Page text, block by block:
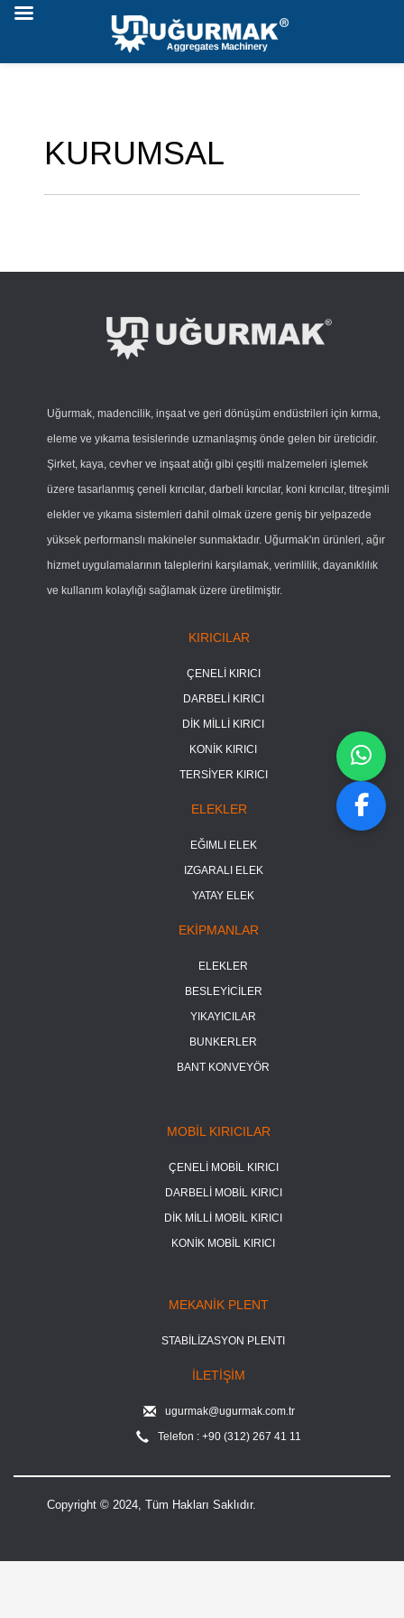
KURUMSAL
Uğurmak, madencilik, inşaat ve geri dönüşüm endüstrileri için kırma,
eleme ve yıkama tesislerinde uzmanlaşmış önde gelen bir üreticidir.
Şirket, kaya, cevher ve inşaat atığı gibi çeşitli malzemeleri işlemek
üzere tasarlanmış çeneli kırıcılar, darbeli kırıcılar, koni kırıcılar, titreşimli
elekler ve yıkama sistemleri dahil olmak üzere geniş bir yelpazede
yüksek performanslı makineler sunmaktadır. Uğurmak'ın ürünleri, ağır
hizmet uygulamalarının taleplerini karşılamak, verimlilik, dayanıklılık
ve kullanım kolaylığı sağlamak üzere üretilmiştir.
KIRICILAR
ÇENELİ KIRICI
DARBELİ KIRICI
DİK MİLLİ KIRICI
KONİK KIRICI
TERSİYER KIRICI
ELEKLER
EĞIMLI ELEK
IZGARALI ELEK
YATAY ELEK
EKİPMANLAR
ELEKLER
BESLEYİCİLER
YIKAYICILAR
BUNKERLER
BANT KONVEYÖR
MOBİL KIRICILAR
ÇENELİ MOBİL KIRICI
DARBELİ MOBİL KIRICI
DİK MİLLİ MOBİL KIRICI
KONİK MOBİL KIRICI
MEKANİK PLENT
STABİLİZASYON PLENTI
İLETİŞİM
ugurmak@ugurmak.com.tr
Telefon : +90 (312) 267 41 11
Copyright © 2024, Tüm Hakları Saklıdır.